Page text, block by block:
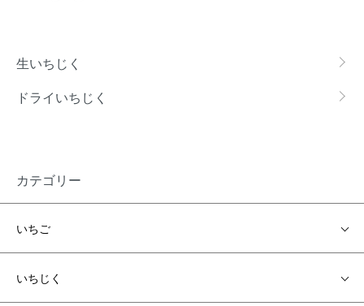
生いちじく
ドライいちじく
カテゴリー
いちご
いちじく